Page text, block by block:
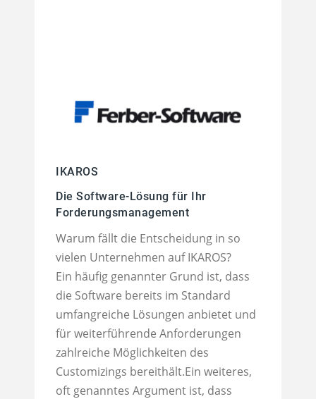
IKAROS
Die Software-Lösung für Ihr
Forderungsmanagement
Warum fällt die Entscheidung in so
vielen Unternehmen auf IKAROS?
Ein häufig genannter Grund ist, dass
die Software bereits im Standard
umfangreiche Lösungen anbietet und
für weiterführende Anforderungen
zahlreiche Möglichkeiten des
Customizings bereithält.Ein weiteres,
oft genanntes Argument ist, dass